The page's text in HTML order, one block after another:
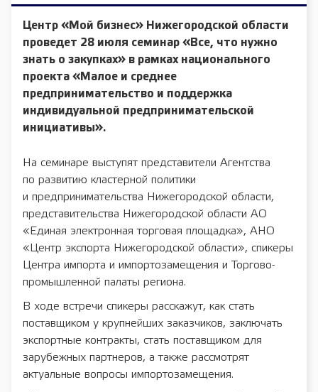
Центр «Мой бизнес» Нижегородской области
проведет 28 июля семинар «Все, что нужно
знать о закупках» в рамках национального
проекта «Малое и среднее
предпринимательство и поддержка
индивидуальной предпринимательской
инициативы».
На семинаре выступят представители Агентства
по развитию кластерной политики
и предпринимательства Нижегородской области,
представительства Нижегородской области АО
«Единая электронная торговая площадка», АНО
«Центр экспорта Нижегородской области», спикеры
Центра импорта и импортозамещения и Торгово-
промышленной палаты региона.
В ходе встречи спикеры расскажут, как стать
поставщиком у крупнейших заказчиков, заключать
экспортные контракты, стать поставщиком для
зарубежных партнеров, а также рассмотрят
актуальные вопросы импортозамещения.